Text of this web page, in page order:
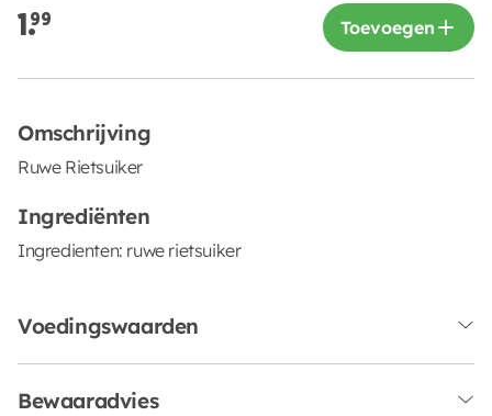
1.99 Toevoegen
Omschrijving
Ruwe Rietsuiker
Ingrediënten
Ingredienten: ruwe rietsuiker
Voedingswaarden
Bewaaradvies